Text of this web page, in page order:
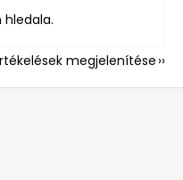
hledala.
megjelenítése